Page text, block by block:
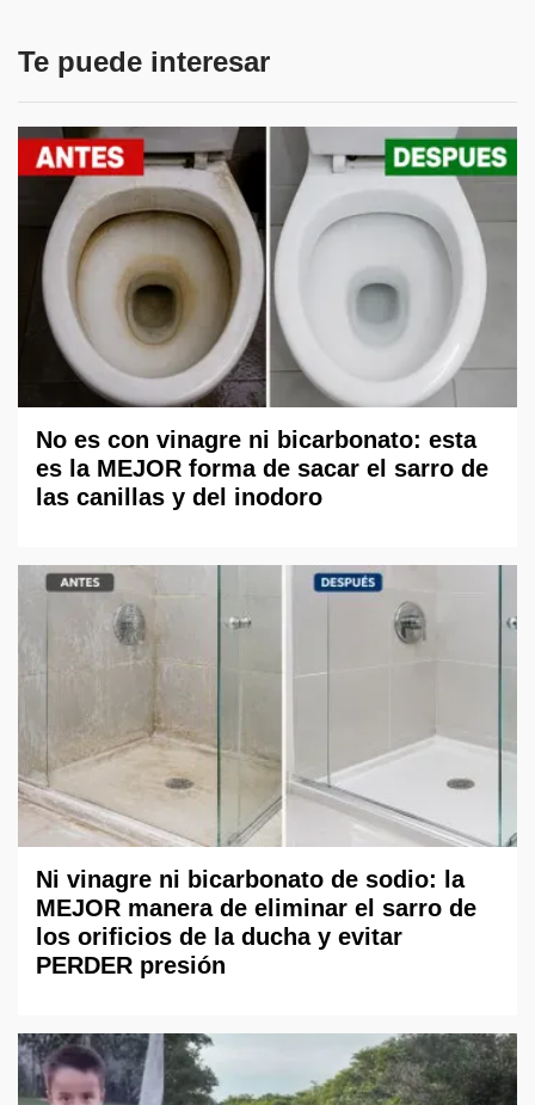
Te puede interesar
No es con vinagre ni bicarbonato: esta
es la MEJOR forma de sacar el sarro de
las canillas y del inodoro
Ni vinagre ni bicarbonato de sodio: la
MEJOR manera de eliminar el sarro de
los orificios de la ducha y evitar
PERDER presión